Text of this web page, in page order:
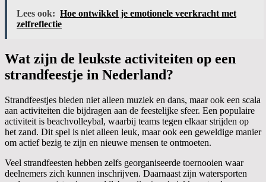
Lees ook: Hoe ontwikkel je emotionele veerkracht met
zelfreflectie
Wat zijn de leukste activiteiten op een
strandfeestje in Nederland?
Strandfeestjes bieden niet alleen muziek en dans, maar ook een scala
aan activiteiten die bijdragen aan de feestelijke sfeer. Een populaire
activiteit is beachvolleybal, waarbij teams tegen elkaar strijden op
het zand. Dit spel is niet alleen leuk, maar ook een geweldige manier
om actief bezig te zijn en nieuwe mensen te ontmoeten.
Veel strandfeesten hebben zelfs georganiseerde toernooien waar
deelnemers zich kunnen inschrijven. Daarnaast zijn watersporten